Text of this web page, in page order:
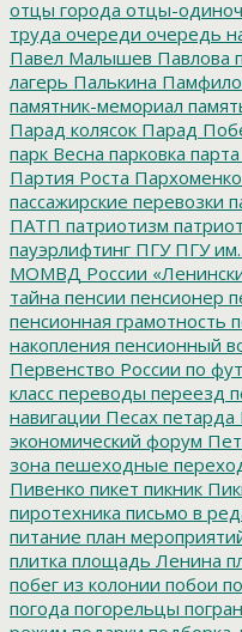
отцы города отцы-
труда очереди очередь
Павел Малышев Павлова
лагерь Палькина
памятник-мемориал
Парад колясок Парад
парк Весна парковка
Партия Роста Пархоменко
пассажирские перевозки
ПАТП патриотизм
пауэрлифтинг ПГУПГУ
МОМВД России
тайна пенсии пенсионер
пенсионная грамотность
накопления пенсионный
Первенство России по
класс переводы переезд
навигации Песах петарда
экономический форум
зона пешеходные
Пивенко пикет пикник
пиротехника письмо в
питание план
плитка площадь Ленина
побег из колонии побои
погода погорельцы